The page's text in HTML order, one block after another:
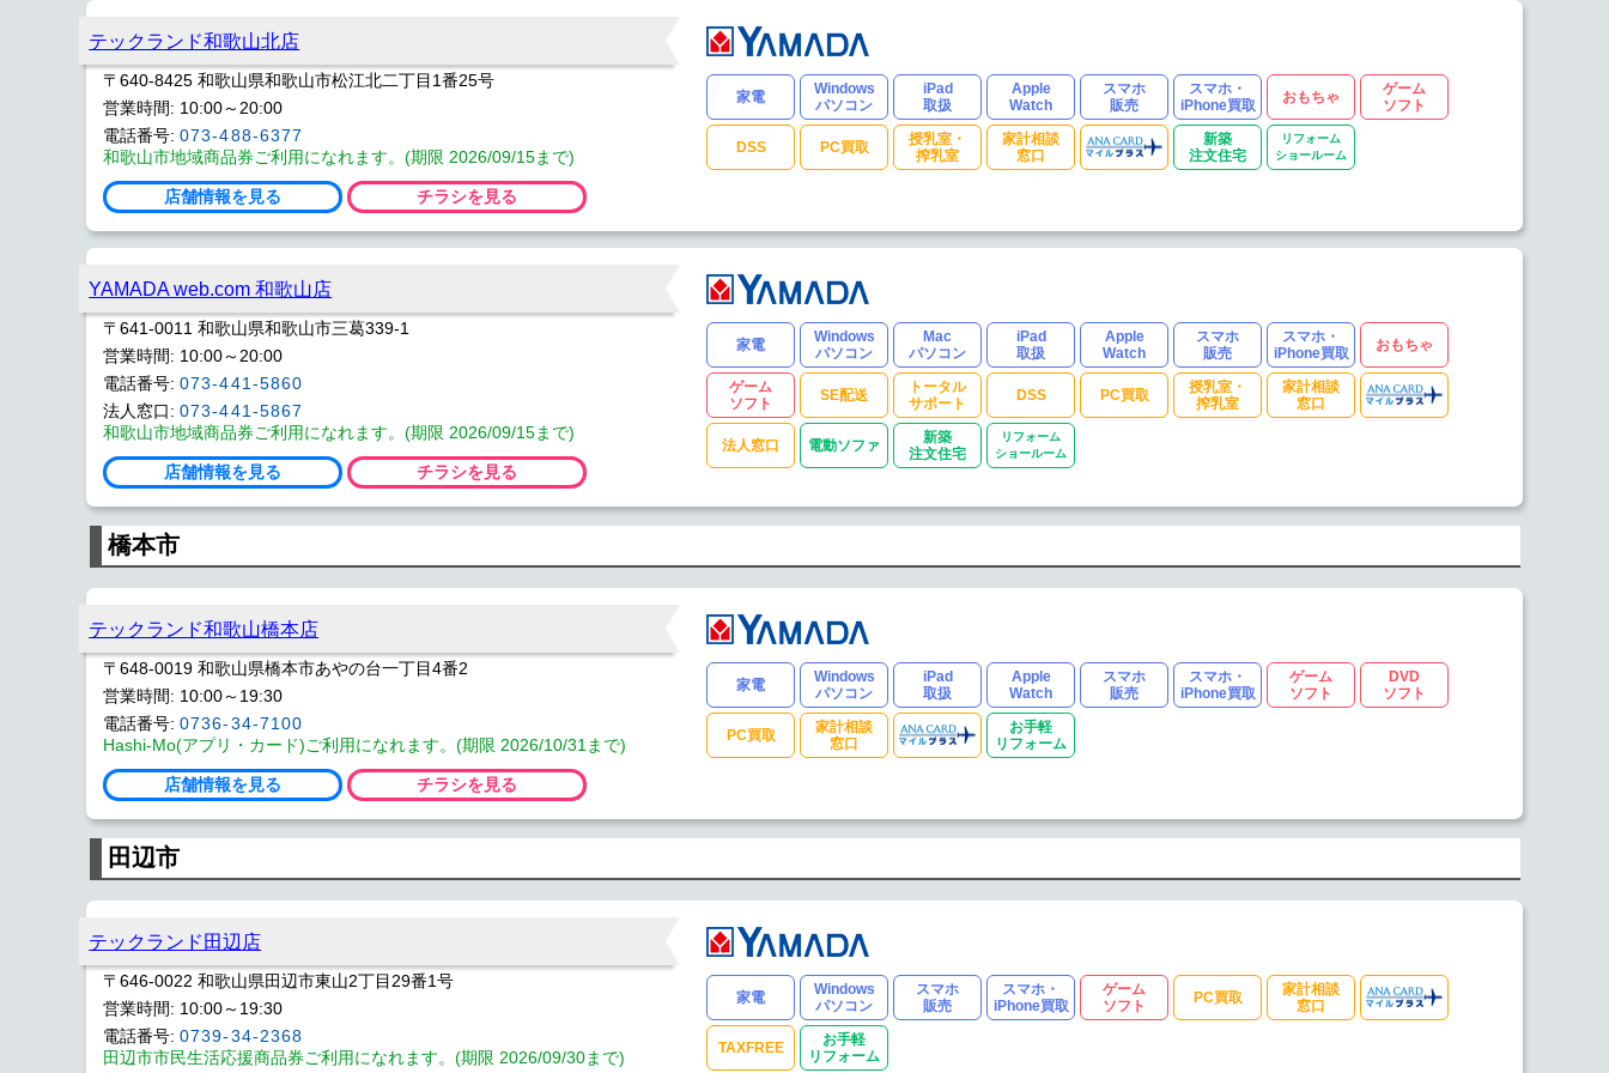
テックランド和歌山北店
〒640-8425 和歌山県和歌山市松江北二丁目1番25号
営業時間: 10:00～20:00
電話番号: 073-488-6377
和歌山市地域商品券ご利用になれます。(期限 2026/09/15まで)
店舗情報を見る チラシを見る
家電
Windows
パソコン
iPad
取扱
Apple
Watch
スマホ
販売
スマホ・
iPhone買取
おもちゃ
ゲーム
ソフト
DSS PC買取
授乳室・
搾乳室
家計相談
窓口
新築
注文住宅
リフォーム
ショールーム
YAMADA web.com 和歌山店
〒641-0011 和歌山県和歌山市三葛339-1
営業時間: 10:00～20:00
電話番号: 073-441-5860
法人窓口: 073-441-5867
和歌山市地域商品券ご利用になれます。(期限 2026/09/15まで)
店舗情報を見る チラシを見る
家電
Windows
パソコン
Mac
パソコン
iPad
取扱
Apple
Watch
スマホ
販売
スマホ・
iPhone買取
おもちゃ
ゲーム
ソフト
SE配送
トータル
サポート
DSS PC買取
授乳室・
搾乳室
家計相談
窓口
法人窓口 電動ソファ
新築
注文住宅
リフォーム
ショールーム
橋本市
テックランド和歌山橋本店
〒648-0019 和歌山県橋本市あやの台一丁目4番2
営業時間: 10:00～19:30
電話番号: 0736-34-7100
Hashi-Mo(アプリ・カード)ご利用になれます。(期限 2026/10/31まで)
店舗情報を見る チラシを見る
家電
Windows
パソコン
iPad
取扱
Apple
Watch
スマホ
販売
スマホ・
iPhone買取
ゲーム
ソフト
DVD
ソフト
PC買取
家計相談
窓口
お手軽
リフォーム
田辺市
テックランド田辺店
〒646-0022 和歌山県田辺市東山2丁目29番1号
営業時間: 10:00～19:30
電話番号: 0739-34-2368
田辺市市民生活応援商品券ご利用になれます。(期限 2026/09/30まで)
家電
Windows
パソコン
スマホ
販売
スマホ・
iPhone買取
ゲーム
ソフト
PC買取
家計相談
窓口
TAXFREE
お手軽
リフォーム